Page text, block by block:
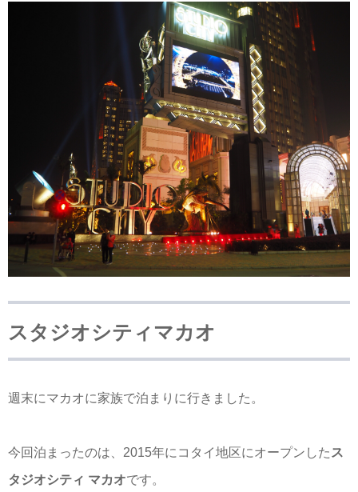
スタジオシティマカオ
週末にマカオに家族で泊まりに行きました。
今回泊まったのは、2015年にコタイ地区にオープンした ス
タジオシティ マカオです。